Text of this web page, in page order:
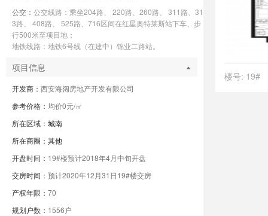
公交： 公交线路：乘坐204路、 220路、260路、 311路、31
3路、 408路、 525路、716区间在红星奥特莱斯站下车、步
行500米至项目地；
地铁线路：地铁6号线（在建中）锦业二路站。
项目信息
开发商： 西安海阔房地产开发有限公司
参考价格： 均价0元/㎡
所在区域： 城南
所在商圈： 其他
开盘时间： 19#楼预计2018年4月中旬开盘
交房时间： 预计2020年12月31日19#楼交房
产权年限： 70
规划户数： 1556户
楼号: 19#